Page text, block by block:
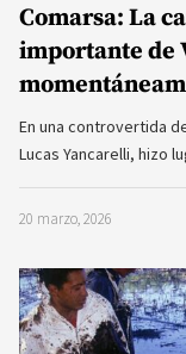
Comarsa: La
importante de
En una controvertida
Lucas Yancarelli, hizo
20 marzo, 2026